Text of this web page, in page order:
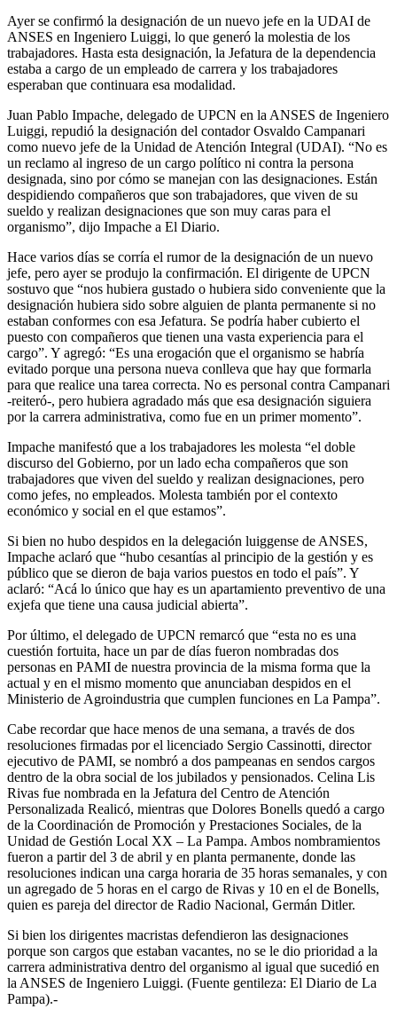
Ayer se confirmó la designación de un nuevo jefe en la UDAI de
ANSES en Ingeniero Luiggi, lo que generó la molestia de los
trabajadores. Hasta esta designación, la Jefatura de la dependencia
estaba a cargo de un empleado de carrera y los trabajadores
esperaban que continuara esa modalidad.
Juan Pablo Impache, delegado de UPCN en la ANSES de Ingeniero
Luiggi, repudió la designación del contador Osvaldo Campanari
como nuevo jefe de la Unidad de Atención Integral (UDAI). “No es
un reclamo al ingreso de un cargo político ni contra la persona
designada, sino por cómo se manejan con las designaciones. Están
despidiendo compañeros que son trabajadores, que viven de su
sueldo y realizan designaciones que son muy caras para el
organismo”, dijo Impache a El Diario.
Hace varios días se corría el rumor de la designación de un nuevo
jefe, pero ayer se produjo la confirmación. El dirigente de UPCN
sostuvo que “nos hubiera gustado o hubiera sido conveniente que la
designación hubiera sido sobre alguien de planta permanente si no
estaban conformes con esa Jefatura. Se podría haber cubierto el
puesto con compañeros que tienen una vasta experiencia para el
cargo”. Y agregó: “Es una erogación que el organismo se habría
evitado porque una persona nueva conlleva que hay que formarla
para que realice una tarea correcta. No es personal contra Campanari
-reiteró-, pero hubiera agradado más que esa designación siguiera
por la carrera administrativa, como fue en un primer momento”.
Impache manifestó que a los trabajadores les molesta “el doble
discurso del Gobierno, por un lado echa compañeros que son
trabajadores que viven del sueldo y realizan designaciones, pero
como jefes, no empleados. Molesta también por el contexto
económico y social en el que estamos”.
Si bien no hubo despidos en la delegación luiggense de ANSES,
Impache aclaró que “hubo cesantías al principio de la gestión y es
público que se dieron de baja varios puestos en todo el país”. Y
aclaró: “Acá lo único que hay es un apartamiento preventivo de una
exjefa que tiene una causa judicial abierta”.
Por último, el delegado de UPCN remarcó que “esta no es una
cuestión fortuita, hace un par de días fueron nombradas dos
personas en PAMI de nuestra provincia de la misma forma que la
actual y en el mismo momento que anunciaban despidos en el
Ministerio de Agroindustria que cumplen funciones en La Pampa”.
Cabe recordar que hace menos de una semana, a través de dos
resoluciones firmadas por el licenciado Sergio Cassinotti, director
ejecutivo de PAMI, se nombró a dos pampeanas en sendos cargos
dentro de la obra social de los jubilados y pensionados. Celina Lis
Rivas fue nombrada en la Jefatura del Centro de Atención
Personalizada Realicó, mientras que Dolores Bonells quedó a cargo
de la Coordinación de Promoción y Prestaciones Sociales, de la
Unidad de Gestión Local XX – La Pampa. Ambos nombramientos
fueron a partir del 3 de abril y en planta permanente, donde las
resoluciones indican una carga horaria de 35 horas semanales, y con
un agregado de 5 horas en el cargo de Rivas y 10 en el de Bonells,
quien es pareja del director de Radio Nacional, Germán Ditler.
Si bien los dirigentes macristas defendieron las designaciones
porque son cargos que estaban vacantes, no se le dio prioridad a la
carrera administrativa dentro del organismo al igual que sucedió en
la ANSES de Ingeniero Luiggi. (Fuente gentileza: El Diario de La
Pampa).-